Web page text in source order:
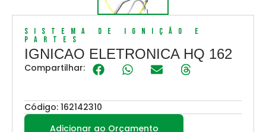
Sistema de Ignição e
Partes
IGNICAO ELETRONICA HQ 162
Compartilhar:
Código: 162142310
Adicionar ao Orçamento